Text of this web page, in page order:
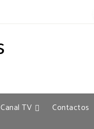
Canal TV Contactos